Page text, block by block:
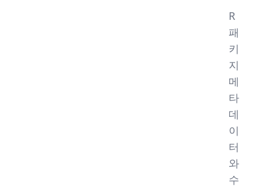
R
패
키
지
메
타
데
이
터
와
수